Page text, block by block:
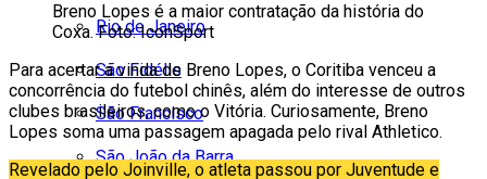
Rio de Janeiro
São Fidélis
São Francisco
São João da Barra
Breno Lopes é a maior contratação da história do
Coxa. Foto: IconSport
Para acertar a vinda de Breno Lopes, o Coritiba venceu a
concorrência do futebol chinês, além do interesse de outros
clubes brasileiros, como o Vitória. Curiosamente, Breno
Lopes soma uma passagem apagada pelo rival Athletico.
Revelado pelo Joinville, o atleta passou por Juventude e